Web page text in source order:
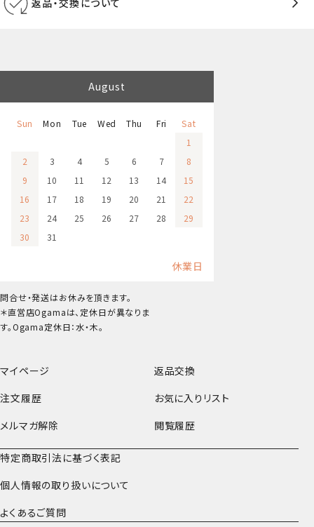
マイページ
返品交換
注文履歴
お気に入りリスト
メルマガ解除
閲覧履歴
特定商取引法に基づく表記
個人情報の取り扱いについて
よくあるご質問
August
Sun Mon Tue Wed Thu Fri
Sat
1
2
3 4 5 6 7
8
9
10 11 12 13 14
15
16
17 18 19 20 21
22
23
24 25 26 27 28
29
30
31
休業日
問合せ・発送はお休みを頂きます。
＊直営店Ogamaは、定休日が異なりま
す。Ogama定休日：水・木。